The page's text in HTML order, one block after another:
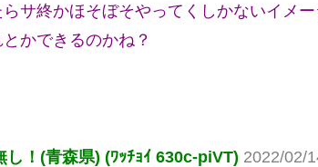
サ終かほそぼそやってくしかないイメ
かできるのかね？
！(青森県) (ﾜｯﾁｮｲ 630c-piVT) 2022/02/